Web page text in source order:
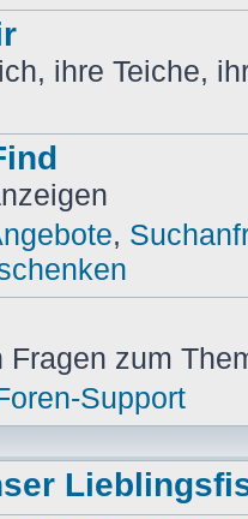
ihre Teiche,
,
zum
Support